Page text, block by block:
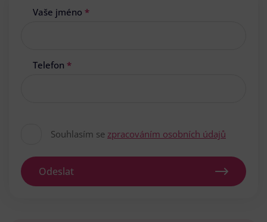
Vaše jméno *
Telefon *
Souhlasím se zpracováním osobních údajů
Odeslat